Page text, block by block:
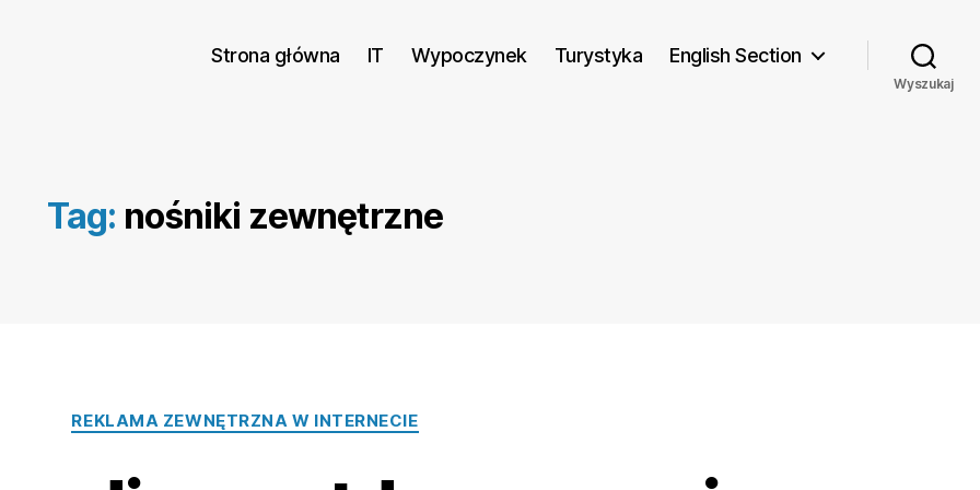
Strona główna IT Wypoczynek Turystyka English Section
Wyszukaj
Tag: nośniki zewnętrzne
Kategorie
REKLAMA ZEWNĘTRZNA W INTERNECIE